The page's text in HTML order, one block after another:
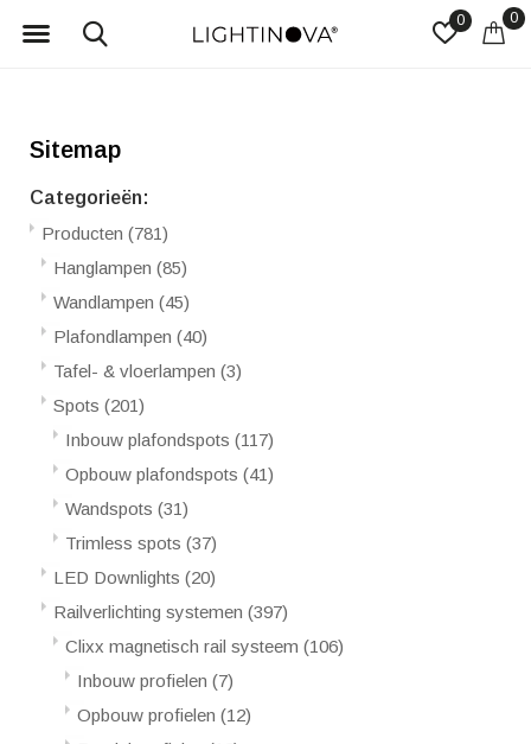
0 0
Sitemap
Categorieën:
Producten (781)
Hanglampen (85)
Wandlampen (45)
Plafondlampen (40)
Tafel- & vloerlampen (3)
Spots (201)
Inbouw plafondspots (117)
Opbouw plafondspots (41)
Wandspots (31)
Trimless spots (37)
LED Downlights (20)
Railverlichting systemen (397)
Clixx magnetisch rail systeem (106)
Inbouw profielen (7)
Opbouw profielen (12)